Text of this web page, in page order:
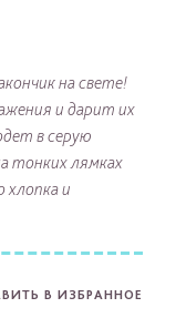
на свете!
и дарит их
в серую
тонких лямках
хлопка и
В ИЗБРАННОЕ